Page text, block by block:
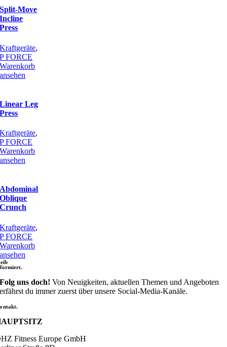
Split-Move
Incline
Press
Kraftgeräte,
P FORCE
Warenkorb
ansehen
Linear Leg
Press
Kraftgeräte,
P FORCE
Warenkorb
ansehen
Abdominal
Oblique
Crunch
Kraftgeräte,
P FORCE
Warenkorb
ansehen
Folg uns doch! Von Neuigkeiten, aktuellen Themen und Angeboten
erfährst du immer zuerst über unsere Social-Media-Kanäle.
Fitness Europe GmbH